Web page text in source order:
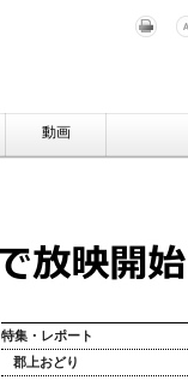
動画
特集・レポート
郡上おどり